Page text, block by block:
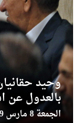
وحيد
بالعدول عن
الجمعة 8 مارس 2019 - 02:29:29